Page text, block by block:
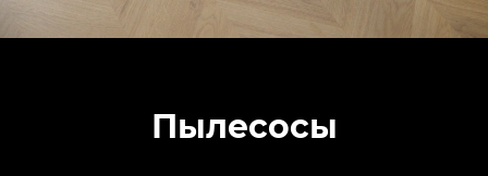
Пылесосы